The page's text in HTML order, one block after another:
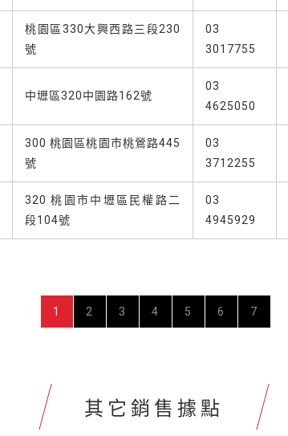
桃園區330大興西路三段230
號
03
3017755
中壢區320中園路162號
03
4625050
300 桃園區桃園市桃鶯路445
號
03
3712255
320 桃園市中壢區民權路二
段104號
03
4945929
1 2 3 4 5 6 7
其它銷售據點